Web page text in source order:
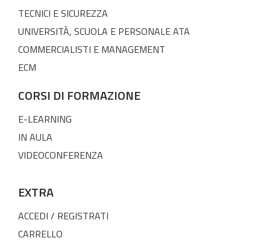
TECNICI E SICUREZZA
UNIVERSITÀ, SCUOLA E PERSONALE ATA
COMMERCIALISTI E MANAGEMENT
ECM
CORSI DI FORMAZIONE
E-LEARNING
IN AULA
VIDEOCONFERENZA
EXTRA
ACCEDI / REGISTRATI
CARRELLO